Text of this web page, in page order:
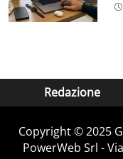
Redazione
Copyright © 2025
PowerWeb Srl -